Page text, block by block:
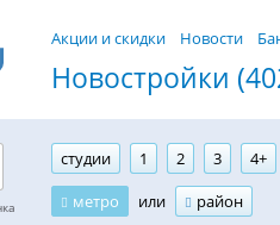
Акции и скидки Новости
Новостройки
студии 1 2 3
4+
метро
или район